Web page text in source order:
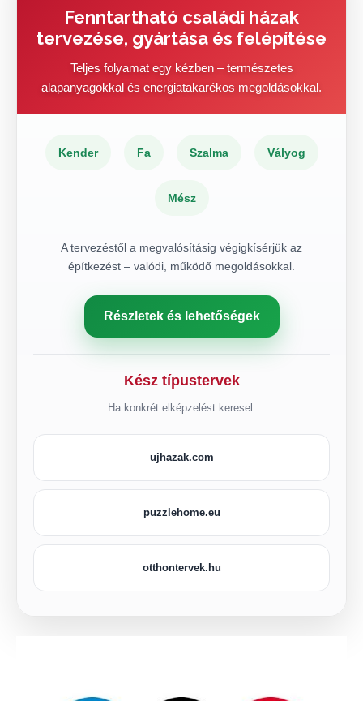
Fenntartható családi házak
tervezése, gyártása és felépítése
Teljes folyamat egy kézben – természetes
alapanyagokkal és energiatakarékos megoldásokkal.
Kender Fa Szalma Vályog
Mész
A tervezéstől a megvalósításig végigkísérjük az
építkezést – valódi, működő megoldásokkal.
Részletek és lehetőségek
Kész típustervek
Ha konkrét elképzelést keresel:
ujhazak.com
puzzlehome.eu
otthontervek.hu